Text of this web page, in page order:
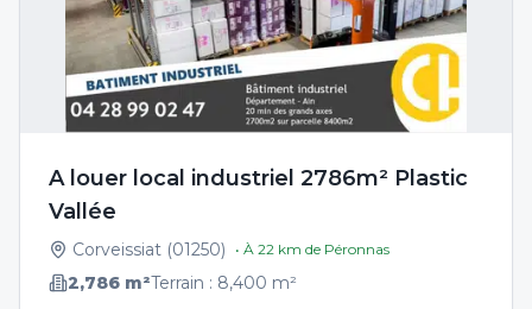
A louer local industriel 2786m² Plastic
Vallée
Corveissiat (01250) • À 22 km de Péronnas
2,786 m²Terrain : 8,400 m²